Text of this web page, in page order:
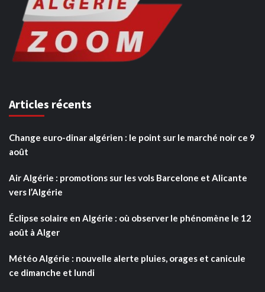
Articles récents
Change euro-dinar algérien : le point sur le marché noir ce 9
août
Air Algérie : promotions sur les vols Barcelone et Alicante
vers l’Algérie
Éclipse solaire en Algérie : où observer le phénomène le 12
août à Alger
Météo Algérie : nouvelle alerte pluies, orages et canicule
ce dimanche et lundi